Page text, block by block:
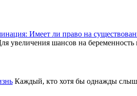
Имеет ли право на
увеличения шансов на беременность
Каждый, кто хотя бы однажды